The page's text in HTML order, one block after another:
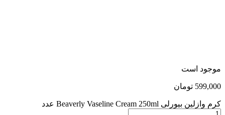
موجود است
599,000 تومان
کرم وازلین بیورلی Beaverly Vaseline Cream 250ml عدد